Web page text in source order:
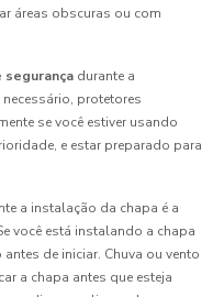
áreas obscuras ou com
segurança durante a
protetores
se você estiver usando
e estar preparado para
a instalação da chapa é a
você está instalando a chapa
de iniciar. Chuva ou vento
a chapa antes que esteja